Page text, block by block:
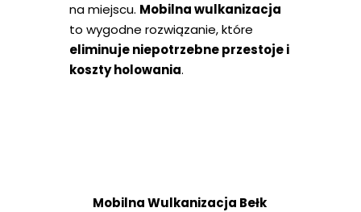
na miejscu. Mobilna wulkanizacja
to wygodne rozwiązanie, które
eliminuje niepotrzebne przestoje i
koszty holowania.
Mobilna Wulkanizacja Bełk